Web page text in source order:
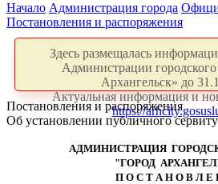
Начало Администрация города
Постановления и распоряжения
Здесь размещалась
Администрации городского
Архангельск» до
Актуальная информация и
https://
Постановления и распоряжения
Об установлении публичного
АДМИНИСТРАЦИЯ
"ГОРОД
П О С Т А Н О В Л Е